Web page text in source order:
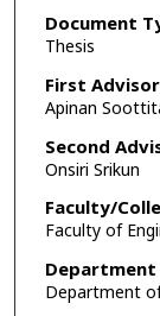
Document
Thesis
First Advisor
Apinan
Second
Onsiri Srikun
Faculty/
Faculty of
Department of